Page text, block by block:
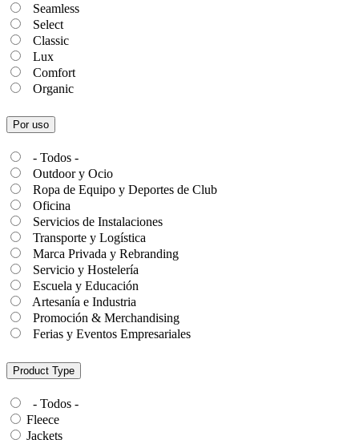
Seamless
Select
Classic
Lux
Comfort
Organic
Por uso
- Todos -
Outdoor y Ocio
Ropa de Equipo y Deportes de Club
Oficina
Servicios de Instalaciones
Transporte y Logística
Marca Privada y Rebranding
Servicio y Hostelería
Escuela y Educación
Artesanía e Industria
Promoción & Merchandising
Ferias y Eventos Empresariales
Product Type
- Todos -
Fleece
Jackets